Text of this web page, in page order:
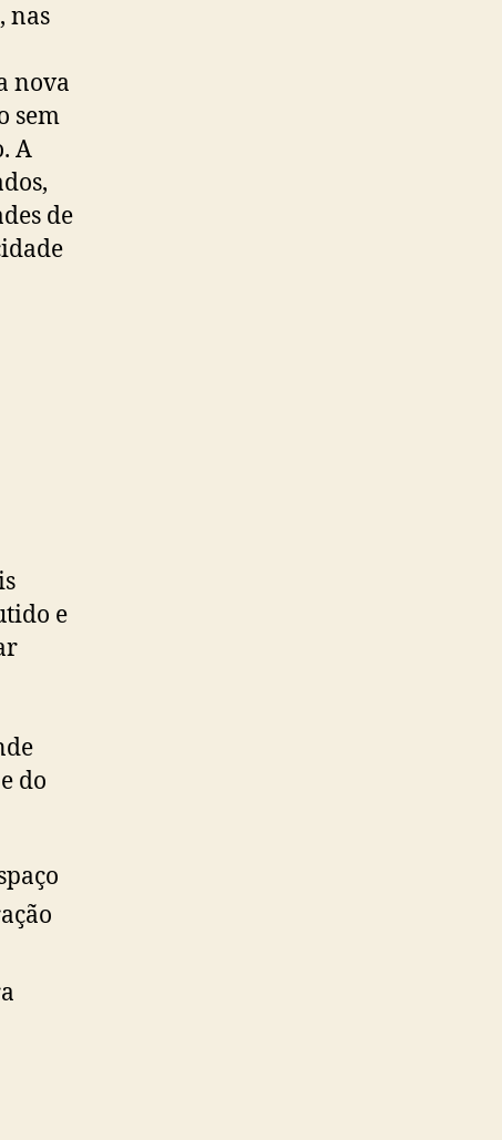
nas
nova
sem
A
de
e
do